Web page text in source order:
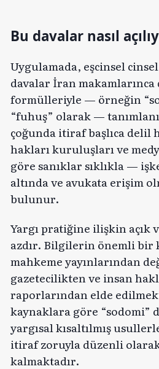
Bu davalar nasıl
Uygulamada, eşcinsel
davalar İran makamlarınca
formülleriyle — örneğin
“fuhuş” olarak —
çoğunda itiraf başlıca delil
hakları kuruluşları ve
göre sanıklar sıklıkla —
altında ve avukata erişim
bulunur.
Yargı pratiğine ilişkin açık
azdır. Bilgilerin önemli bir
mahkeme yayınlarından
gazetecilikten ve insan
raporlarından elde
kaynaklara göre “sodomi”
yargısal kısaltılmış
itiraf zoruyla düzenli olarak
kalmaktadır.